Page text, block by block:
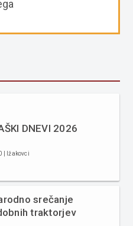
DNEVI 2026
| Ižakovci
srečanje
traktorjev